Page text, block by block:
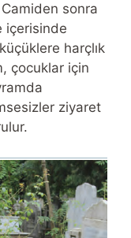
sonra
içerisinde
harçlık
çocuklar için
ziyaret